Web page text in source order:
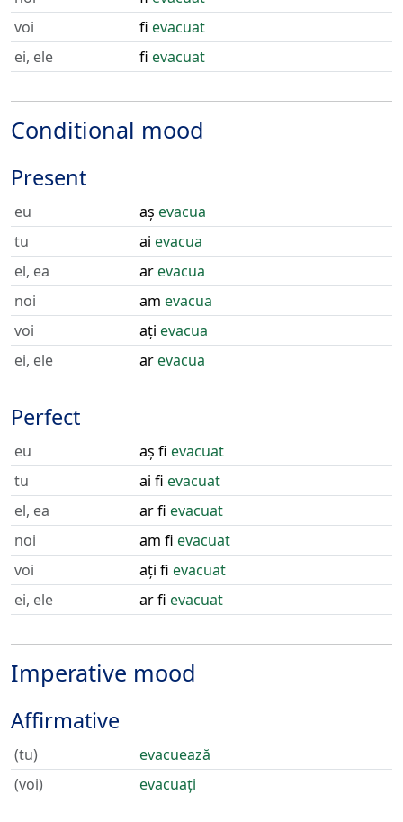
voi
fi evacuat
ei, ele
fi evacuat
Conditional mood
Present
eu aș evacua
tu
ai evacua
el, ea
arevacua
noi
am evacua
voi
ați evacua
ei, ele
arevacua
Perfect
eu aș fi evacuat
tu
ai fi evacuat
el, ea
ar fi evacuat
noi
am fi evacuat
voi
ați fi evacuat
ei, ele
ar fi evacuat
Imperative mood
Affirmative
(tu)
evacuează
(voi)
evacuați